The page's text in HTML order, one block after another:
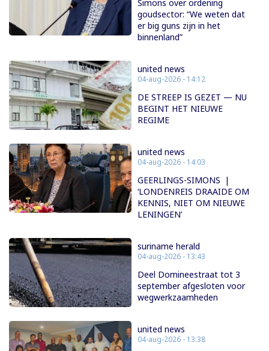
Simons over ordening
goudsector: “We weten dat
er big guns zijn in het
binnenland”
united news
04-aug-2026 - 14:12
DE STREEP IS GEZET — NU
BEGINT HET NIEUWE
REGIME
united news
04-aug-2026 - 14:03
GEERLINGS-SIMONS |
‘LONDENREIS DRAAIDE OM
KENNIS, NIET OM NIEUWE
LENINGEN’
suriname herald
04-aug-2026 - 13:43
Deel Domineestraat tot 3
september afgesloten voor
wegwerkzaamheden
united news
04-aug-2026 - 13:38